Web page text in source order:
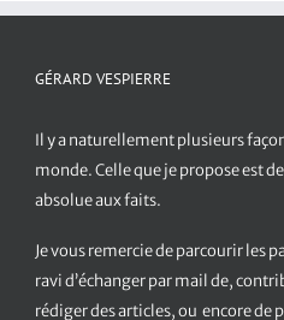
GÉRARD VESPIERRE
Il y a naturellement plusieurs
monde. Celle que je propose est
absolue aux faits.
Je vous remercie de parcourir les
ravi d’échanger par mail de,
rédiger des articles, ou encore de